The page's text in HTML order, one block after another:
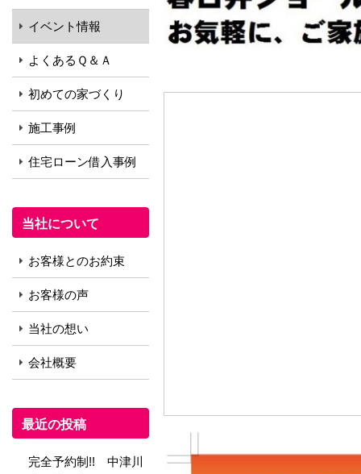
イベント情報
よくあるＱ＆Ａ
初めての家づくり
施工事例
住宅ローン借入事例
当社について
お客様とのお約束
お客様の声
当社の想い
会社概要
最近の投稿
完全予約制!! 中津川